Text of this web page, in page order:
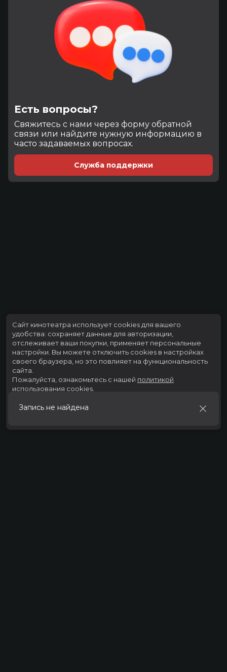
Есть вопросы?
Cвяжитесь с нами через форму обратной
связи или найдите нужную информацию в
часто задаваемых вопросах.
Служба поддержки
Запись не найдена
Сайт кинотеатра использует cookies для вашего
удобства: сохраняет данные для авторизации,
отслеживает ваши покупки, применяет персональные
настройки. Вы можете отключить cookies в настройках
своего браузера, но это повлияет на функциональность
сайта.
Пожалуйста, ознакомьтесь с нашей политикой
использования cookies